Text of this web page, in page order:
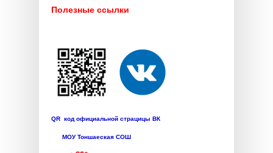
Полезные ссылки
QR код официальной страцицы ВК
МОУ Тоншаеская СОШ